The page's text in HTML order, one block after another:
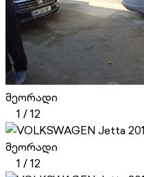
მეორადი
1 /12
მეორადი
1 /12